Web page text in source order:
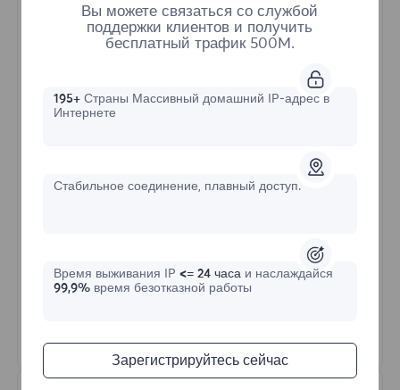
$?/IP
Продвинутый статический IP
Неограниченная пропускная способность и
сессии
HTTP(S)/SOCKS5
Узнать больше
Вы можете связаться со службой
поддержки клиентов и получить
бесплатный трафик 500M.
195+Страны Массивный домашний IP-адрес в
Интернете
Стабильное соединение, плавный доступ.
Время выживания IP <= 24 часа и наслаждайся
99,9%время безотказной работы
Зарегистрируйтесь сейчас